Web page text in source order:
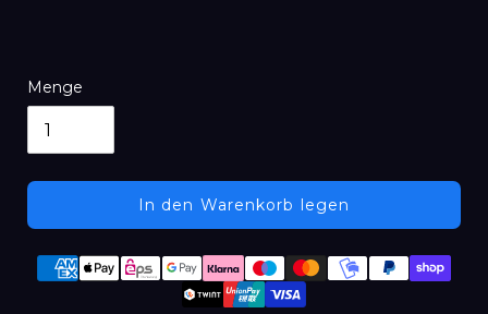
Menge
In den Warenkorb legen
Produkt
Zahlungsmethoden